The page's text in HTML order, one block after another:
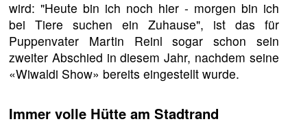
wird: "Heute bin ich noch hier - morgen bin ich
bei Tiere suchen ein Zuhause", ist das für
Puppenvater Martin Reinl sogar schon sein
zweiter Abschied in diesem Jahr, nachdem seine
«Wiwaldi Show» bereits eingestellt wurde.
Immer volle Hütte am Stadtrand